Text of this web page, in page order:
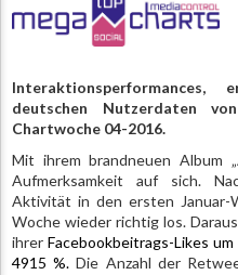
deutschen Nutzerdaten
Chartwoche 04-2016.
Mit ihrem brandneuen Album
Aufmerksamkeit auf sich.
Aktivität in den ersten Januar-
Woche wieder richtig los.
ihrerFacebookbeitrags-Likes
4915 %. Die Anzahl der